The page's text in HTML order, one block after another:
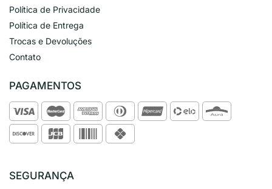
Política de Privacidade
Política de Entrega
Trocas e Devoluções
Contato
PAGAMENTOS
SEGURANÇA